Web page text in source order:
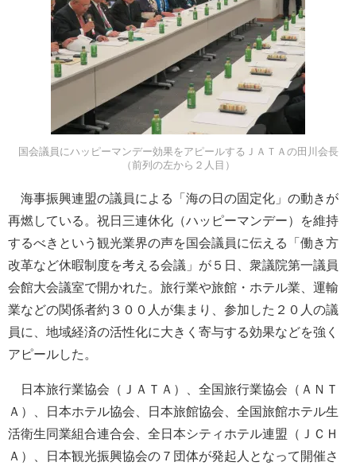
国会議員にハッピーマンデー効果をアピールするＪＡＴＡの田川会長
（前列の左から２人目）
海事振興連盟の議員による「海の日の固定化」の動きが
再燃している。祝日三連休化（ハッピーマンデー）を維持
するべきという観光業界の声を国会議員に伝える「働き方
改革など休暇制度を考える会議」が５日、衆議院第一議員
会館大会議室で開かれた。旅行業や旅館・ホテル業、運輸
業などの関係者約３００人が集まり、参加した２０人の議
員に、地域経済の活性化に大きく寄与する効果などを強く
アピールした。
日本旅行業協会（ＪＡＴＡ）、全国旅行業協会（ＡＮＴ
Ａ）、日本ホテル協会、日本旅館協会、全国旅館ホテル生
活衛生同業組合連合会、全日本シティホテル連盟（ＪＣＨ
Ａ）、日本観光振興協会の７団体が発起人となって開催さ